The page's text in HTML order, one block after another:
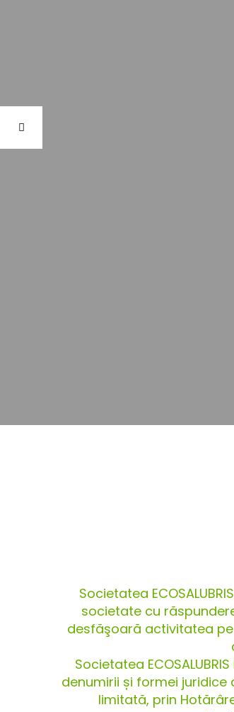
Societatea
societate cu
desfăşoară activitatea
Societatea
denumirii și formei juridice
limitată, prin